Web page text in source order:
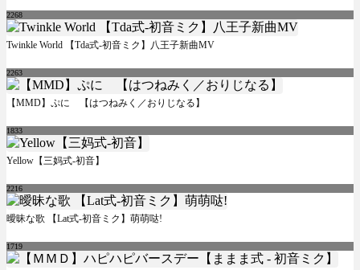
2268
Twinkle World 【Tda式-初音ミク】八王子新曲MV
2263
【MMD】ぷに 【はつねみく／おりじなる】
1833
Yellow【三妈式-初音】
2216
曖昧な歌 【Lat式-初音ミク】萌萌哒!
1719